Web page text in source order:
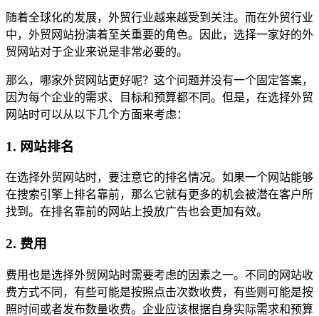
随着全球化的发展，外贸行业越来越受到关注。而在外贸行业
中，外贸网站扮演着至关重要的角色。因此，选择一家好的外
贸网站对于企业来说是非常必要的。
那么，哪家外贸网站更好呢？这个问题并没有一个固定答案，
因为每个企业的需求、目标和预算都不同。但是，在选择外贸
网站时可以从以下几个方面来考虑：
1. 网站排名
在选择外贸网站时，要注意它的排名情况。如果一个网站能够
在搜索引擎上排名靠前，那么它就有更多的机会被潜在客户所
找到。在排名靠前的网站上投放广告也会更加有效。
2. 费用
费用也是选择外贸网站时需要考虑的因素之一。不同的网站收
费方式不同，有些可能是按照点击次数收费，有些则可能是按
照时间或者发布数量收费。企业应该根据自身实际需求和预算